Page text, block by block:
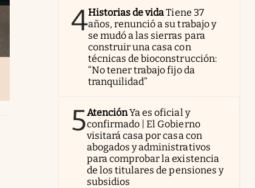
4Historias de vidaTiene 37
años, renunció a su trabajo y
se mudó a las sierras para
construir una casa con
técnicas de bioconstrucción:
“No tener trabajo fijo da
tranquilidad”
5AtenciónYa es oficial y
confirmado | El Gobierno
visitará casa por casa con
abogados y administrativos
para comprobar la existencia
de los titulares de pensiones y
subsidios